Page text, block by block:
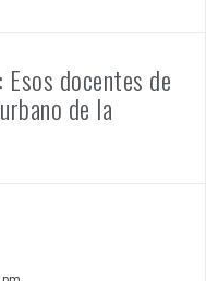
docentes de
de la